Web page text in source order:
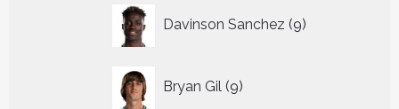
Davinson Sanchez 9
producten
Bryan Gil 9
producten